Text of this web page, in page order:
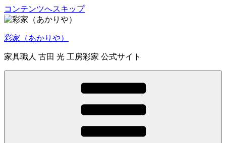
コンテンツへスキップ
彩家（あかりや）
家具職人 古田 光 工房彩家 公式サイト